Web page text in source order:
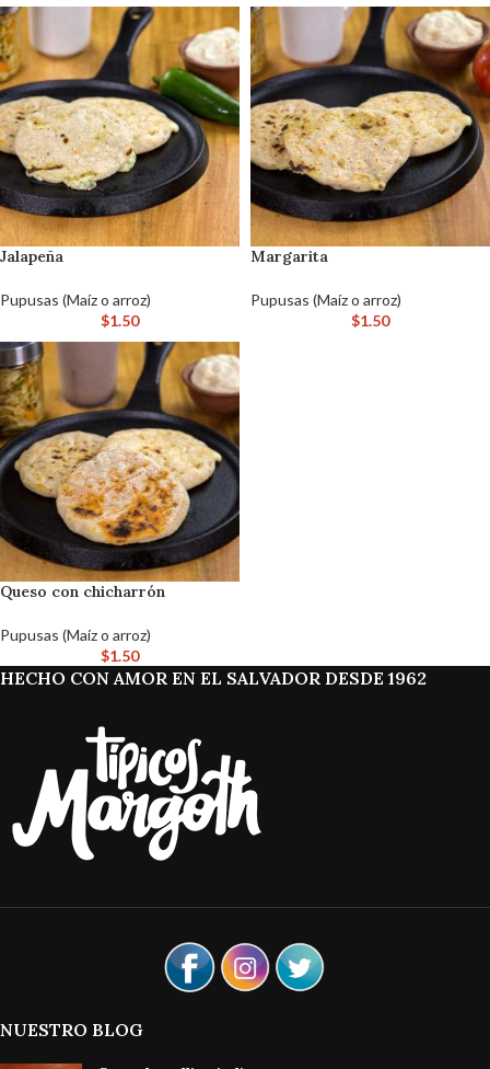
Jalapeña
Pupusas (Maíz o arroz)
$1.50
Margarita
Pupusas (Maíz o arroz)
$1.50
Queso con chicharrón
Pupusas (Maíz o arroz)
$1.50
HECHO CON AMOR EN EL SALVADOR DESDE 1962
NUESTRO BLOG